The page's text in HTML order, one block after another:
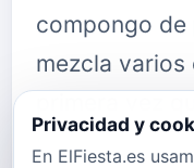
compongo
mezcla
simple vista
Privacidad y
En ElFiesta.es